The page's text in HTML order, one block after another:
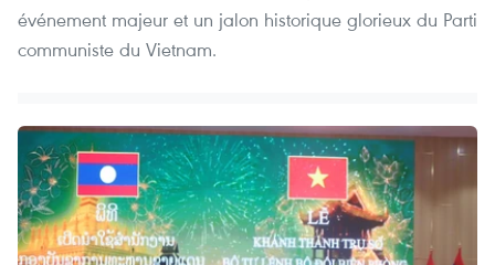
événement majeur et un jalon historique glorieux du Parti
communiste du Vietnam.